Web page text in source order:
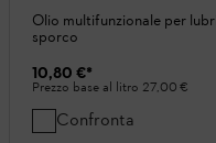
Olio multifunzionale per
sporco
10,80 €*
Prezzo base al litro 27,00 €
Confronta